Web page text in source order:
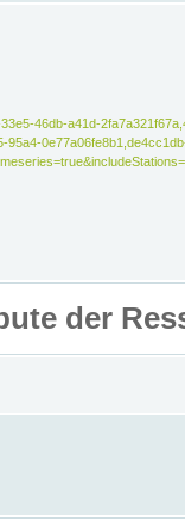
46db-a41d-
95a4-
der